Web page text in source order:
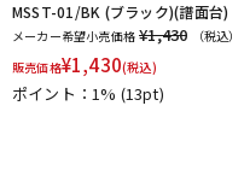
MSST-01/BK (ブラック)(譜面台)
メーカー希望小売価格 ¥1,430
（税込）
販売価格¥1,430(税込)
ポイント：1% (13pt)